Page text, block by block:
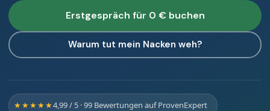
Erstgespräch für 0 € buchen
Warum tut mein Nacken weh?
★★★★★4,99 / 5 · 99 Bewertungen auf ProvenExpert